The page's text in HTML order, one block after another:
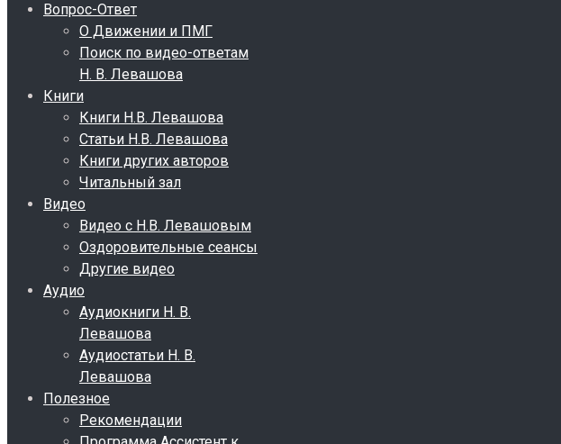
Вопрос-Ответ
О Движении и ПМГ
Поиск по видео-ответам
Н. В. Левашова
Книги
Книги Н.В. Левашова
Статьи Н.В. Левашова
Книги других авторов
Читальный зал
Видео
Видео с Н.В. Левашовым
Оздоровительные сеансы
Другие видео
Аудио
Аудиокниги Н. В.
Левашова
Аудиостатьи Н. В.
Левашова
Полезное
Рекомендации